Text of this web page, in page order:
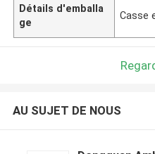
Détails d'emballa
ge
Casse
AU SUJET DE NOUS